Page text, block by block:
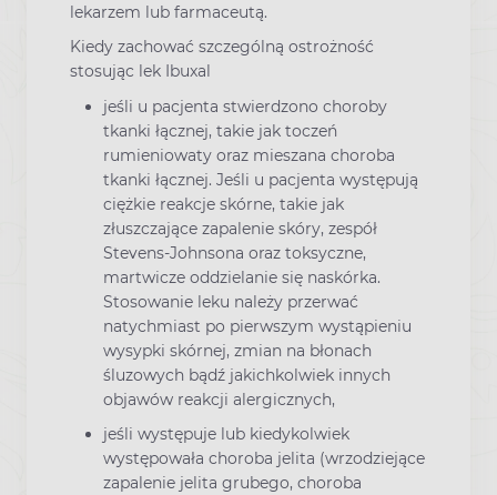
lekarzem lub farmaceutą.
Kiedy zachować szczególną ostrożność
stosując lek Ibuxal
jeśli u pacjenta stwierdzono choroby
tkanki łącznej, takie jak toczeń
rumieniowaty oraz mieszana choroba
tkanki łącznej. Jeśli u pacjenta występują
ciężkie reakcje skórne, takie jak
złuszczające zapalenie skóry, zespół
Stevens-Johnsona oraz toksyczne,
martwicze oddzielanie się naskórka.
Stosowanie leku należy przerwać
natychmiast po pierwszym wystąpieniu
wysypki skórnej, zmian na błonach
śluzowych bądź jakichkolwiek innych
objawów reakcji alergicznych,
jeśli występuje lub kiedykolwiek
występowała choroba jelita (wrzodziejące
zapalenie jelita grubego, choroba